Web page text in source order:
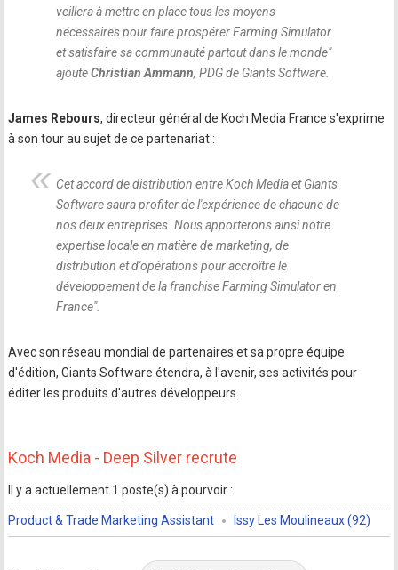
veillera à mettre en place tous les moyens
nécessaires pour faire prospérer Farming Simulator
et satisfaire sa communauté partout dans le monde"
ajouteChristian Ammann, PDG de Giants Software.
James Rebours, directeur général de Koch Media France s'exprime
à son tour au sujet de ce partenariat :
Cet accord de distribution entre Koch Media et Giants
Software saura profiter de l'expérience de chacune de
nos deux entreprises. Nous apporterons ainsi notre
expertise locale en matière de marketing, de
distribution et d'opérations pour accroître le
développement de la franchise Farming Simulator en
France".
Avec son réseau mondial de partenaires et sa propre équipe
d'édition, Giants Software étendra, à l'avenir, ses activités pour
éditer les produits d'autres développeurs.
Koch Media - Deep Silver recrute
Il y a actuellement 1 poste(s) à pourvoir :
Product & Trade Marketing Assistant Issy Les Moulineaux (92)